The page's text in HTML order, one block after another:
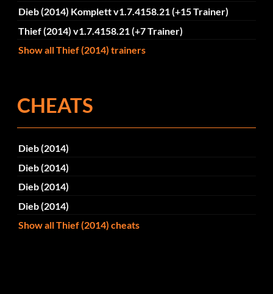
Dieb (2014) Komplett v1.7.4158.21 (+15 Trainer)
Thief (2014) v1.7.4158.21 (+7 Trainer)
Show all Thief (2014) trainers
CHEATS
Dieb (2014)
Dieb (2014)
Dieb (2014)
Dieb (2014)
Show all Thief (2014) cheats